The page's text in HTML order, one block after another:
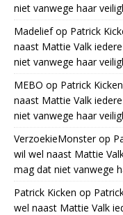
niet vanwege haar
Madeliefop Patrick
naast Mattie Valk
niet vanwege haar
MEBO op Patrick
naast Mattie Valk
niet vanwege haar
VerzoekieMonsterop
wil wel naast Mattie
mag dat niet vanwege
Patrick Kicken op
wel naast Mattie Valk